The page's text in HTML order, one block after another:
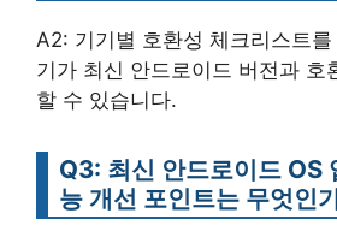
A2: 기기별 호환성 체크리스트
기가 최신 안드로이드 버전과 호
할 수 있습니다.
Q3: 최신 안드로이드 OS
능 개선 포인트는 무엇인